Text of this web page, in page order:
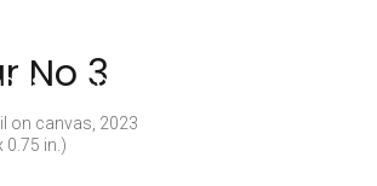
Coordonnées
No 3
on canvas, 2023
0.75 in.)